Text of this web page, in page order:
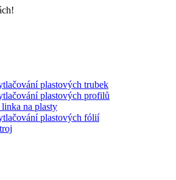
plastových trubek
plastových profilů
na plasty
plastových fólií